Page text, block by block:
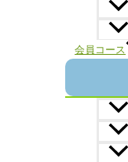
会員コース